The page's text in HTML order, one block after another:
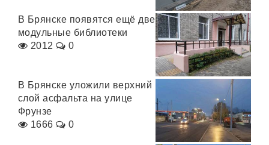
В Брянске появятся ещё две
модульные библиотеки
2012
0
В Брянске уложили верхний
слой асфальта на улице
Фрунзе
1666
0